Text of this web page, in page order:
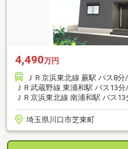
4,490万円
ＪＲ京浜東北線 蕨駅 バス8
ＪＲ武蔵野線 東浦和駅 バス13
ＪＲ京浜東北線 南浦和駅 バス
埼玉県川口市芝東町